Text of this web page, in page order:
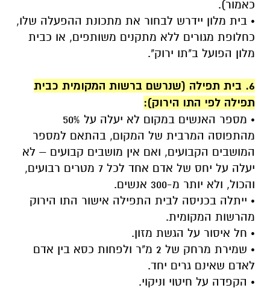
כאמור).
• בית מלון יידרש לבחור את מתכונת ההפעלה שלו,
כחלופת מגורים ללא מתקנים משותפים, או כבית
מלון הפועל ב"תו ירוק".
6. בית תפילה (שנרשם ברשות המקומית כבית
תפילה לפי התו הירוק):
• מספר האנשים במקום לא יעלה על 50%
מהתפוסה המרבית של המקום, בהתאם למספר
המושבים הקבועים, ואם אין מושבים קבועים – לא
יעלה על יחס של אדם אחד לכל 7 מטרים רבועים,
והכול, ולא יותר מ-300 אנשים.
• ייתלה בכניסה לבית התפילה אישור התו הירוק
מהרשות המקומית.
• חל איסור על הגשת מזון.
• שמירת מרחק של 2 מ"ר ולפחות כסא בין אדם
לאדם שאינם גרים יחד.
• הקפדה על חיטוי וניקוי.